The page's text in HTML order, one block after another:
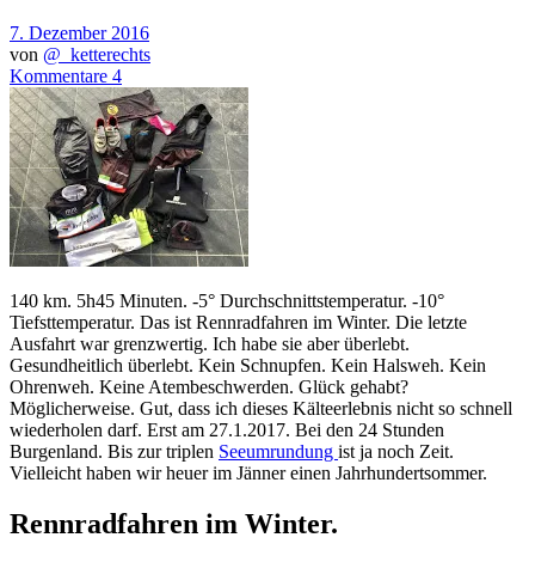
7. Dezember 2016
von @_ketterechts
Kommentare 4
140 km. 5h45 Minuten. -5° Durchschnittstemperatur. -10°
Tiefsttemperatur. Das ist Rennradfahren im Winter. Die letzte
Ausfahrt war grenzwertig. Ich habe sie aber überlebt.
Gesundheitlich überlebt. Kein Schnupfen. Kein Halsweh. Kein
Ohrenweh. Keine Atembeschwerden. Glück gehabt?
Möglicherweise. Gut, dass ich dieses Kälteerlebnis nicht so schnell
wiederholen darf. Erst am 27.1.2017. Bei den 24 Stunden
Burgenland. Bis zur triplen Seeumrundung ist ja noch Zeit.
Vielleicht haben wir heuer im Jänner einen Jahrhundertsommer.
Rennradfahren im Winter.